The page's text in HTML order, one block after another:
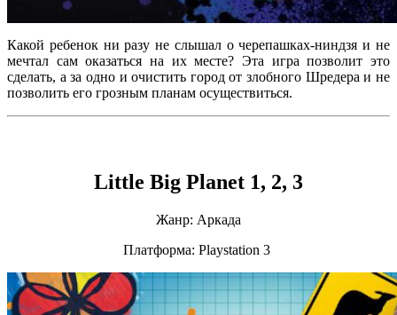
Какой ребенок ни разу не слышал о черепашках-ниндзя и не
мечтал сам оказаться на их месте? Эта игра позволит это
сделать, а за одно и очистить город от злобного Шредера и не
позволить его грозным планам осуществиться.
Little Big Planet 1, 2, 3
Жанр: Аркада
Платформа: Playstation 3